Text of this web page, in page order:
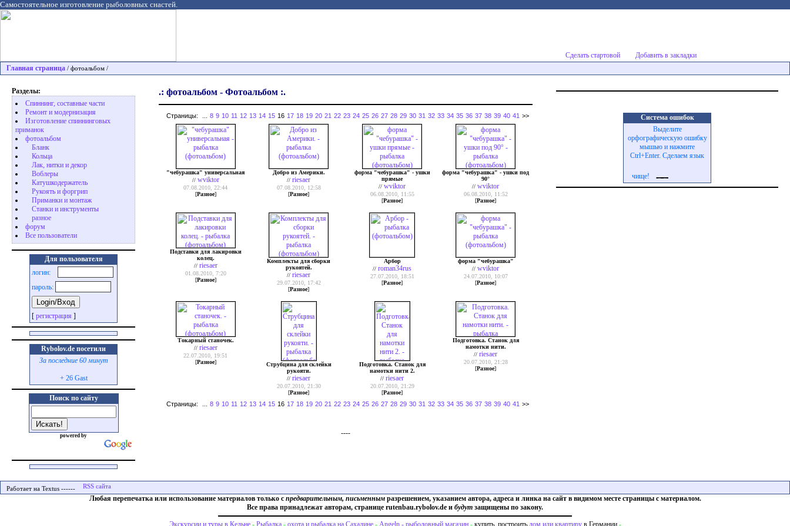
Самостоятельное изготовление рыболовных снастей.
Сделать стартовой
Добавить в закладки
Главная страница / фотоальбом /
Разделы:
Спиннинг, составные части
Ремонт и модернизация
Изготовление спиннинговых
приманок
фотоальбом
Бланк
Кольца
Лак, нитки и декор
Воблеры
Катушкодержатель
Рукоять и форгрип
Приманки и монтаж
Станки и инструменты
разное
форум
Все пользователи
Для пользователя
логин:
пароль:
[ регистрация ]
Rybolov.de посетили
За последние 60 минут
+ 26 Gast
Поиск по сайту
powered by
.: фотоальбом - Фотоальбом :.
Страницы: 8 9 10 11 12 13 14 15 16 17 18 19 20 21 22 23 24 25 26 27 28 29 30 31 32 33 34 35 36 37 38 39 40 41 >>
"чебурашка" универсальная
// wviktor
07.08.2010, 22:44
[Разное]
Добро из Америки.
// riesaer
07.08.2010, 12:58
[Разное]
форма "чебурашка" - ушки
прямые
// wviktor
06.08.2010, 11:55
[Разное]
форма "чебурашка" - ушки под
90°
// wviktor
06.08.2010, 11:52
[Разное]
Подставки для лакировки
колец.
// riesaer
01.08.2010, 7:20
[Разное]
Комплекты для сборки
рукоятей.
// riesaer
29.07.2010, 17:42
[Разное]
Арбор
// roman34rus
27.07.2010, 18:51
[Разное]
форма "чебурашка"
// wviktor
24.07.2010, 10:07
[Разное]
Токарный станочек.
// riesaer
22.07.2010, 19:51
[Разное]
Струбцина для склейки
рукояти.
// riesaer
20.07.2010, 21:30
[Разное]
Подготовка. Станок для
намотки нити 2.
// riesaer
20.07.2010, 21:29
[Разное]
Подготовка. Станок для
намотки нити.
// riesaer
20.07.2010, 21:28
[Разное]
Страницы: 8 9 10 11 12 13 14 15 16 17 18 19 20 21 22 23 24 25 26 27 28 29 30 31 32 33 34 35 36 37 38 39 40 41 >>
----
Система ошибок
Выделите
орфографическую ошибку
мышью и нажмите
Ctrl+Enter. Сделаем язык
чище!
Работает на Textus ------
Любая перепечатка или использование материалов только с предварительным, письменнымразрешением, указанием автора, адреса и линка на сайт в видимом месте страницы с материалом.
Все права принадлежат авторам, странице rutenbau.rybolov.de и будут защищены по закону.
Экскурсии и туры в Кельне - Рыбалка - охота и рыбалка на Сахалине - Angeln - рыболовный магазин - купить, построить дом или квартирув Германии -